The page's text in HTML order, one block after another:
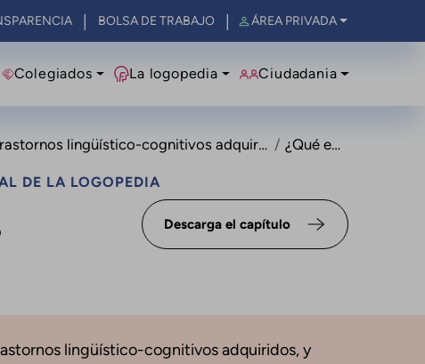
BOLSA DE TRABAJO ÁREA PRIVADA
Colegiados La logopedia Ciudadania
lingüístico-cognitivos adquiridos ¿Qué es?
DE LA LOGOPEDIA
Descarga el capítulo
lingüístico-cognitivos adquiridos, y